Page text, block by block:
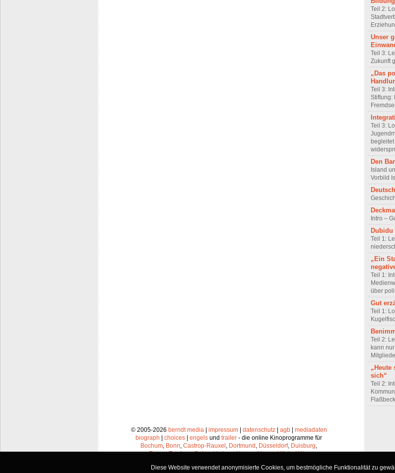
Teil 2:
Unser
Teil 3:
Zukunft
„Das
Teil 3:
Stiftung:
Teil 3:
Den
Island
Vorbild
Intro –
Dubidu
Teil 1:
„Ein
Teil 1:
über
Gut
Teil 1:
Teil 2:
kann
„Heute
sich“
Teil 2:
© 2005-2026 berndt media| impressum| datenschutz| agb| mediadaten
biograph
choices engels und trailer - die online Kinoprogramme für
Bochum, Bonn, Castrop-Rauxel , Dortmund , Düsseldorf, Duisburg,
Essen,Frechen,Gelsenkirchen,Hagen,Herne,Hürth,Köln,
Recklinghausen,SolingenundWuppertal
Diese Website verwendet anonymisierte Cookies, um bestmögliche Funktionalität zu